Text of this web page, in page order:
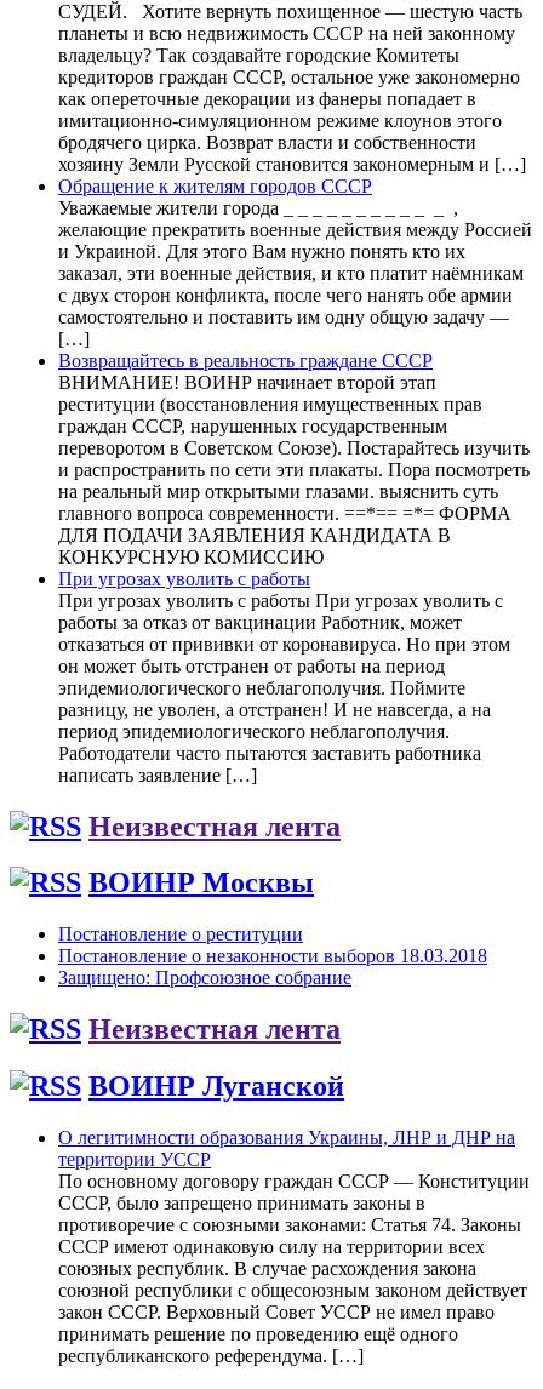
СУДЕЙ. Хотите вернуть похищенное — шестую часть
планеты и всю недвижимость СССР на ней законному
владельцу? Так создавайте городские Комитеты
кредиторов граждан СССР, остальное уже закономерно
как опереточные декорации из фанеры попадает в
имитационно-симуляционном режиме клоунов этого
бродячего цирка. Возврат власти и собственности
хозяину Земли Русской становится закономерным и […]
Обращение к жителям городов СССР
Уважаемые жители города _ _ _ _ _ _ _ _ _ _ _ ,
желающие прекратить военные действия между Россией
и Украиной. Для этого Вам нужно понять кто их
заказал, эти военные действия, и кто платит наёмникам
с двух сторон конфликта, после чего нанять обе армии
самостоятельно и поставить им одну общую задачу —
[…]
Возвращайтесь в реальность граждане СССР
ВНИМАНИЕ! ВОИНР начинает второй этап
реституции (восстановления имущественных прав
граждан СССР, нарушенных государственным
переворотом в Советском Союзе). Постарайтесь изучить
и распространить по сети эти плакаты. Пора посмотреть
на реальный мир открытыми глазами. выяснить суть
главного вопроса современности. ==*== =*= ФОРМА
ДЛЯ ПОДАЧИ ЗАЯВЛЕНИЯ КАНДИДАТА В
КОНКУРСНУЮ КОМИССИЮ
При угрозах уволить с работы
При угрозах уволить с работы При угрозах уволить с
работы за отказ от вакцинации Работник, может
отказаться от прививки от коронавируса. Но при этом
он может быть отстранен от работы на период
эпидемиологического неблагополучия. Поймите
разницу, не уволен, а отстранен! И не навсегда, а на
период эпидемиологического неблагополучия.
Работодатели часто пытаются заставить работника
написать заявление […]
Неизвестная лента
ВОИНР Москвы
Постановление о реституции
Постановление о незаконности выборов 18.03.2018
Защищено: Профсоюзное собрание
Неизвестная лента
ВОИНР Луганской
О легитимности образования Украины, ЛНР и ДНР на
территории УССР
По основному договору граждан СССР — Конституции
СССР, было запрещено принимать законы в
противоречие с союзными законами: Статья 74. Законы
СССР имеют одинаковую силу на территории всех
союзных республик. В случае расхождения закона
союзной республики с общесоюзным законом действует
закон СССР. Верховный Совет УССР не имел право
принимать решение по проведению ещё одного
республиканского референдума. […]